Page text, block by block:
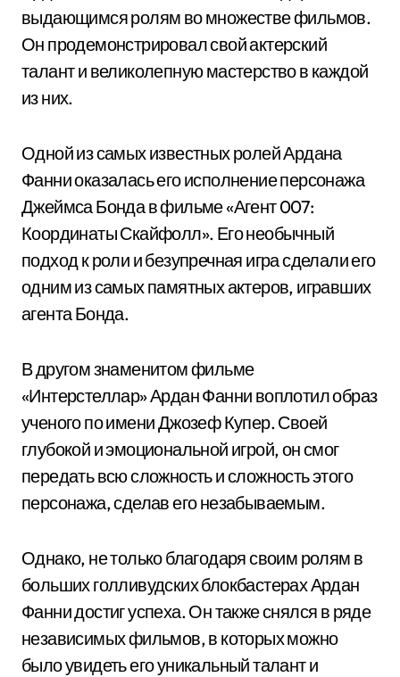
выдающимся ролям во множестве фильмов.
Он продемонстрировал свой актерский
талант и великолепную мастерство в каждой
из них.
Одной из самых известных ролей Ардана
Фанни оказалась его исполнение персонажа
Джеймса Бонда в фильме «Агент 007:
Координаты Скайфолл». Его необычный
подход к роли и безупречная игра сделали его
одним из самых памятных актеров, игравших
агента Бонда.
В другом знаменитом фильме
«Интерстеллар» Ардан Фанни воплотил образ
ученого по имени Джозеф Купер. Своей
глубокой и эмоциональной игрой, он смог
передать всю сложность и сложность этого
персонажа, сделав его незабываемым.
Однако, не только благодаря своим ролям в
больших голливудских блокбастерах Ардан
Фанни достиг успеха. Он также снялся в ряде
независимых фильмов, в которых можно
было увидеть его уникальный талант и